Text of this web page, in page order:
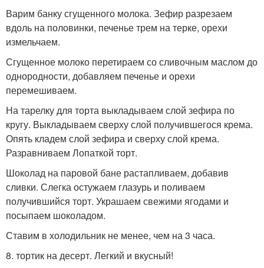
Варим банку сгущенного молока. Зефир разрезаем
вдоль на половинки, печенье трем на терке, орехи
измельчаем.
Сгущенное молоко перетираем со сливочным маслом до
однородности, добавляем печенье и орехи
перемешиваем.
На тарелку для торта выкладываем слой зефира по
кругу. Выкладываем сверху слой получившегося крема.
Опять кладем слой зефира и сверху слой крема.
Разравниваем Лопаткой торт.
Шоколад на паровой бане растапливаем, добавив
сливки. Слегка остужаем глазурь и поливаем
получившийся торт. Украшаем свежими ягодами и
посыпаем шоколадом.
Ставим в холодильник не менее, чем на 3 часа.
8. тортик на десерт. Легкий и вкусный!